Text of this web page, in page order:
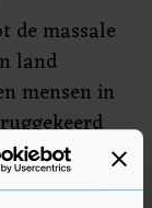
de massale
land
mensen in